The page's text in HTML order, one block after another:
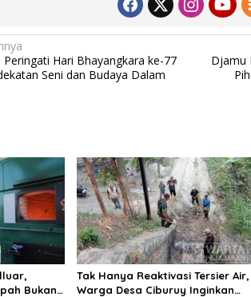
Peringati Hari Bhayangkara ke-77
Seni dan Budaya Dalam
Djamu
Bukan
Tak Hanya Reaktivasi Tersier Air,
Warga Desa Ciburuy Inginkan